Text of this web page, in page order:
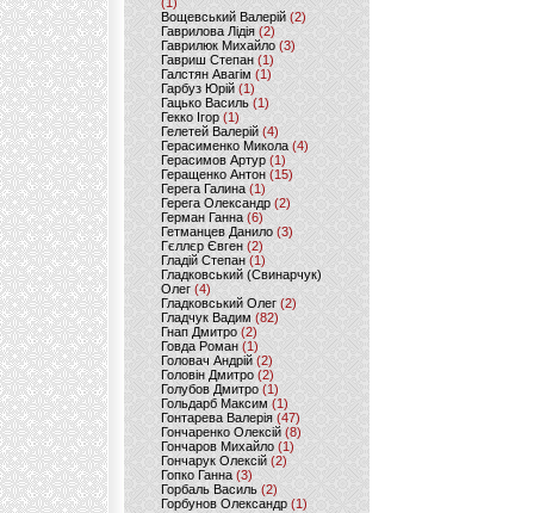
Вощевський Валерій(2)
Гаврилова Лідія (2)
Гаврилюк Михайло (3)
Гавриш Степан (1)
Галстян Авагім (1)
Гарбуз Юрій (1)
Гацько Василь (1)
Гекко Ігор(1)
Гелетей Валерій (4)
Герасименко Микола (4)
Герасимов Артур (1)
Геращенко Антон(15)
Герега Галина (1)
Герега Олександр (2)
Герман Ганна (6)
Гетманцев Данило (3)
Гєллєр Євген (2)
Гладій Степан(1)
Гладковський (Свинарчук)
Олег (4)
Гладковський Олег (2)
Гладчук Вадим (82)
Гнап Дмитро (2)
Говда Роман(1)
Головач Андрій (2)
Головін Дмитро (2)
Голубов Дмитро (1)
Гольдарб Максим(1)
Гонтарева Валерія (47)
Гончаренко Олексій(8)
Гончаров Михайло (1)
Гончарук Олексій (2)
Гопко Ганна (3)
Горбаль Василь (2)
Горбунов Олександр (1)